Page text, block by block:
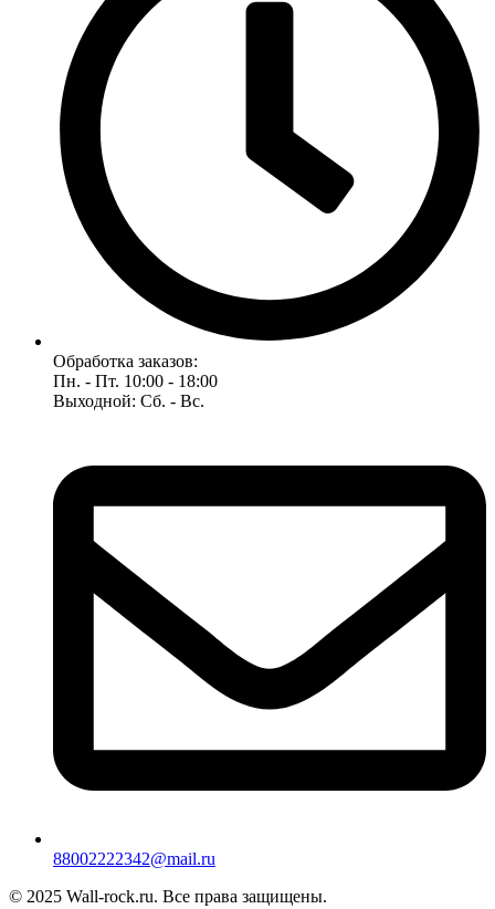
Обработка заказов:
Пн. - Пт. 10:00 - 18:00
Выходной: Сб. - Вс.
88002222342@mail.ru
© 2025 Wall-rock.ru. Все права защищены.